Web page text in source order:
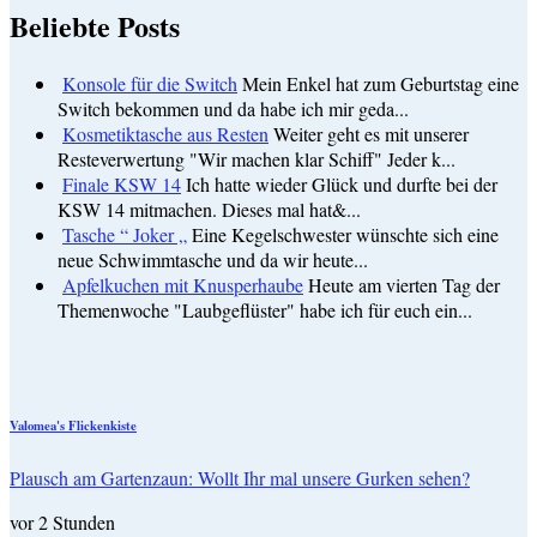
Beliebte Posts
Konsole für die Switch Mein Enkel hat zum Geburtstag eine
Switch bekommen und da habe ich mir geda...
Kosmetiktasche aus Resten Weiter geht es mit unserer
Resteverwertung "Wir machen klar Schiff" Jeder k...
Finale KSW 14Ich hatte wieder Glück und durfte bei der
KSW 14 mitmachen. Dieses mal hat&...
Tasche “ Joker „ Eine Kegelschwester wünschte sich eine
neue Schwimmtasche und da wir heute...
Apfelkuchen mit KnusperhaubeHeute am vierten Tag der
Themenwoche "Laubgeflüster" habe ich für euch ein...
Valomea's Flickenkiste
Plausch am Gartenzaun: Wollt Ihr mal unsere Gurken sehen?
vor 2 Stunden